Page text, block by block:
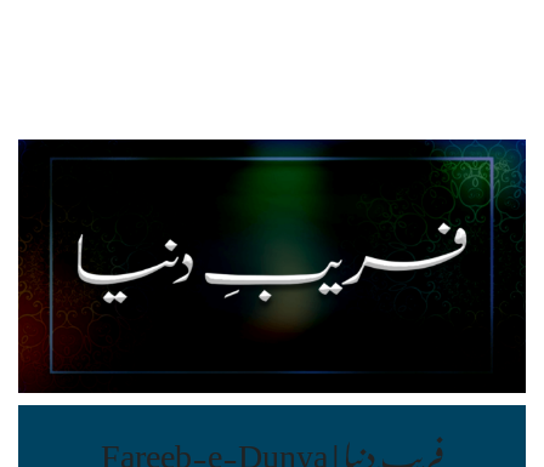
فریب ِدنیا | Fareeb-e-Dunya